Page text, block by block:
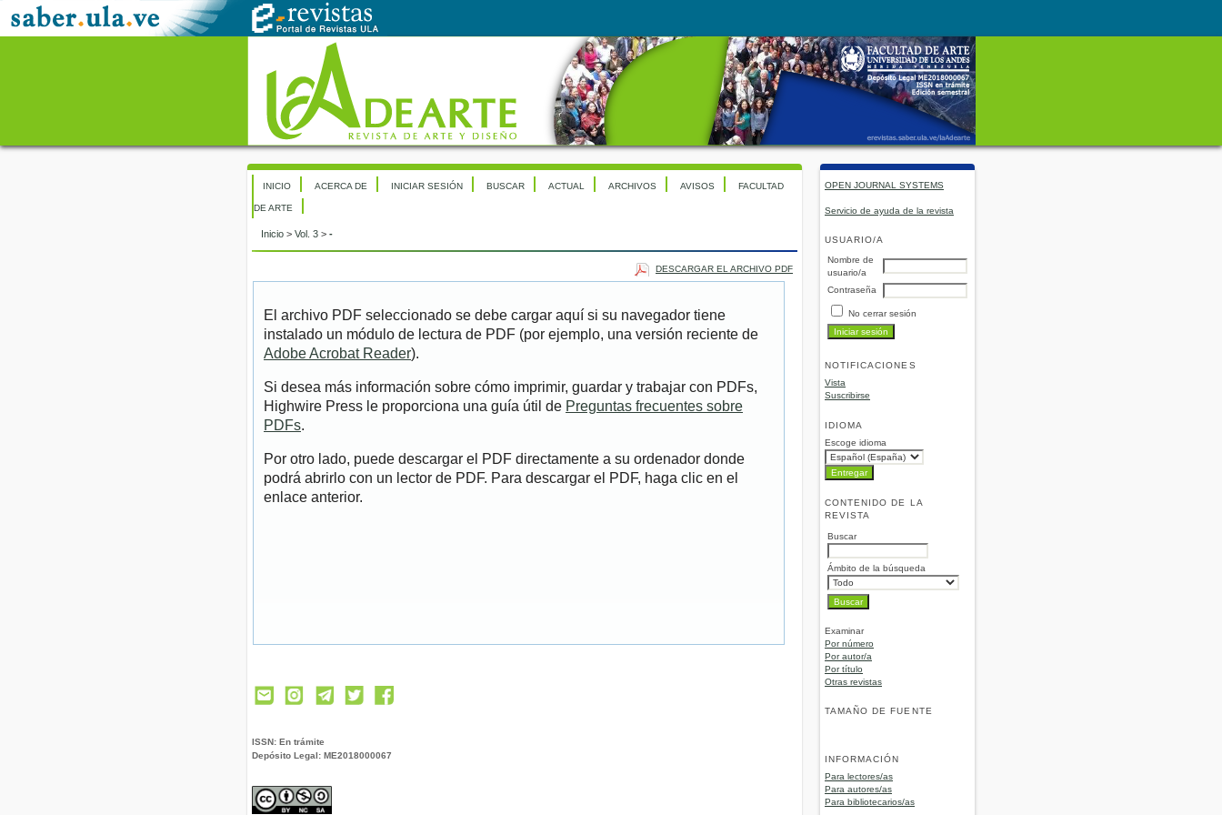
OPEN JOURNAL SYSTEMS
Servicio de ayuda de la revista
USUARIO/A
Nombre de
usuario/a
Contraseña
No cerrar sesión
NOTIFICACIONES
Vista
Suscribirse
IDIOMA
Escoge idioma
CONTENIDO DE LA
REVISTA
Buscar
Ámbito de la búsqueda
Examinar
Por número
Por autor/a
Por título
Otras revistas
TAMAÑO DE FUENTE
INFORMACIÓN
Para lectores/as
Para autores/as
Para bibliotecarios/as
INICIO ACERCA DE INICIAR SESIÓN BUSCAR ACTUAL ARCHIVOS AVISOS FACULTAD
DE ARTE
Inicio > Vol. 3 > -
DESCARGAR EL ARCHIVO PDF
El archivo PDF seleccionado se debe cargar aquí si su navegador tiene
instalado un módulo de lectura de PDF (por ejemplo, una versión reciente de
Adobe Acrobat Reader).
Si desea más información sobre cómo imprimir, guardar y trabajar con PDFs,
Highwire Press le proporciona una guía útil de Preguntas frecuentes sobre
PDFs.
Por otro lado, puede descargar el PDF directamente a su ordenador donde
podrá abrirlo con un lector de PDF. Para descargar el PDF, haga clic en el
enlace anterior.
ISSN: En trámite
Depósito Legal: ME2018000067